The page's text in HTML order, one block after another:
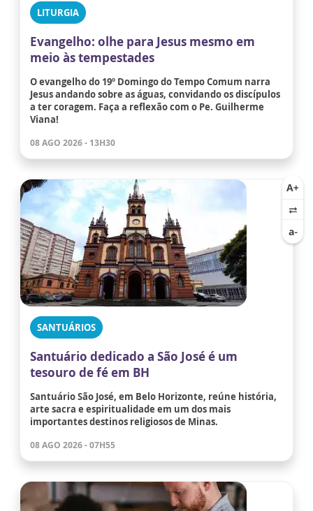
LITURGIA
Evangelho: olhe para Jesus mesmo em
meio às tempestades
O evangelho do 19º Domingo do Tempo Comum narra
Jesus andando sobre as águas, convidando os discípulos
a ter coragem. Faça a reflexão com o Pe. Guilherme
Viana!
08 AGO 2026 - 13H30
SANTUÁRIOS
Santuário dedicado a São José é um
tesouro de fé em BH
Santuário São José, em Belo Horizonte, reúne história,
arte sacra e espiritualidade em um dos mais
importantes destinos religiosos de Minas.
08 AGO 2026 - 07H55